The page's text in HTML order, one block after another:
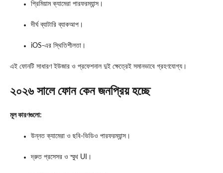
প্রিমিয়াম ক্যামেরা পারফরম্যান্স।
দীর্ঘ ব্যাটারি ব্যাকআপ।
iOS‑এর স্থিতিশীলতা।
এই ফোনটি সাধারণ ইউজার ও প্রফেশনাল দুই ক্ষেত্রেই সমানভাবে গ্রহণযোগ্য।
২০২৬ সালে ফোন কেন জনপ্রিয় হচ্ছে
মূল কারণগুলো:
উন্নত ক্যামেরা ও ছবি‑ভিডিও পারফরম্যান্স।
দ্রুত প্রসেসর ও স্মুথ UI।